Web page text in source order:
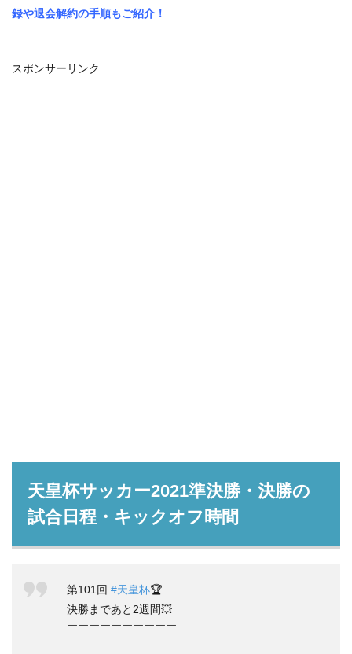
７．お客様情報を入力し、画面最下部の「次
録や退会解約の手順もご紹介！
スポンサーリンク
天皇杯サッカー2021準決勝・決勝の
試合日程・キックオフ時間
第101回 #天皇杯🏆
決勝まであと2週間💥
￣￣￣￣￣￣￣￣￣￣